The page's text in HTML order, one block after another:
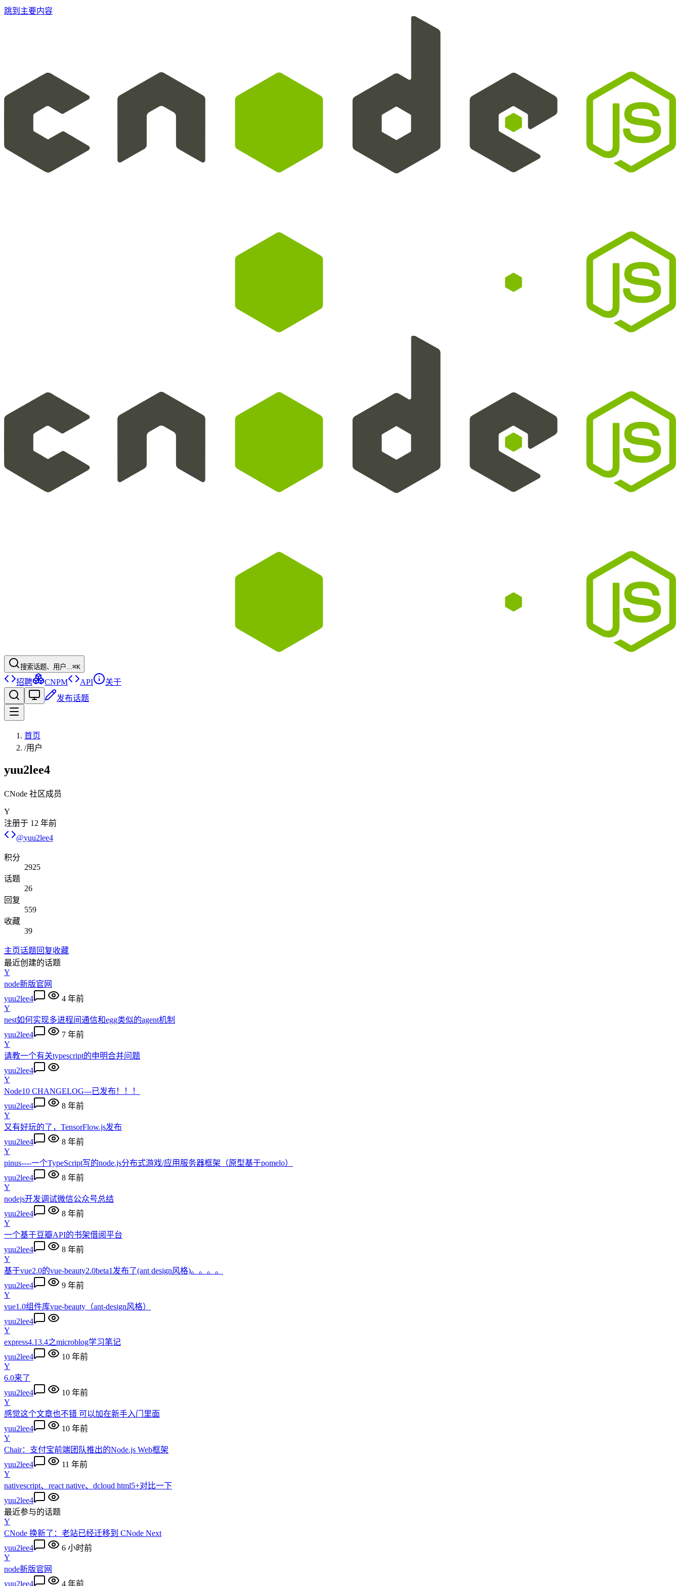
跳到主要内容
搜索话题、用户...⌘K
招聘 CNPM API
关于
发布话题
首页
/用户
yuu2lee4
CNode 社区成员
Y
注册于 12 年前
@yuu2lee4
积分
2925
话题
26
回复
559
收藏
39
主页话题回复收藏
最近创建的话题
Y
node新版官网
yuu2lee4
4 年前
Y
nest如何实现多进程间通信和egg类似的agent机制
yuu2lee4
7 年前
Y
请教一个有关typescript的申明合并问题
yuu2lee4
Y
Node10 CHANGELOG---已发布！！！
yuu2lee4
8 年前
Y
又有好玩的了，TensorFlow.js发布
yuu2lee4
8 年前
Y
pinus----一个TypeScript写的node.js分布式游戏/应用服务器框架（原型基于pomelo）
yuu2lee4
8 年前
Y
nodejs开发调试微信公众号总结
yuu2lee4
8 年前
Y
一个基于豆瓣API的书架借阅平台
yuu2lee4
8 年前
Y
基于vue2.0的vue-beauty2.0beta1发布了(ant design风格)。。。。
yuu2lee4
9 年前
Y
vue1.0组件库vue-beauty（ant-design风格）
yuu2lee4
Y
express4.13.4之microblog学习笔记
yuu2lee4
10 年前
Y
6.0来了
yuu2lee4
10 年前
Y
感觉这个文章也不错 可以加在新手入门里面
yuu2lee4
10 年前
Y
Chair：支付宝前端团队推出的Node.js Web框架
yuu2lee4
11 年前
Y
nativescript、react native、dcloud html5+对比一下
yuu2lee4
最近参与的话题
Y
CNode 换新了：老站已经迁移到 CNode Next
yuu2lee4
6 小时前
Y
node新版官网
yuu2lee4
4 年前